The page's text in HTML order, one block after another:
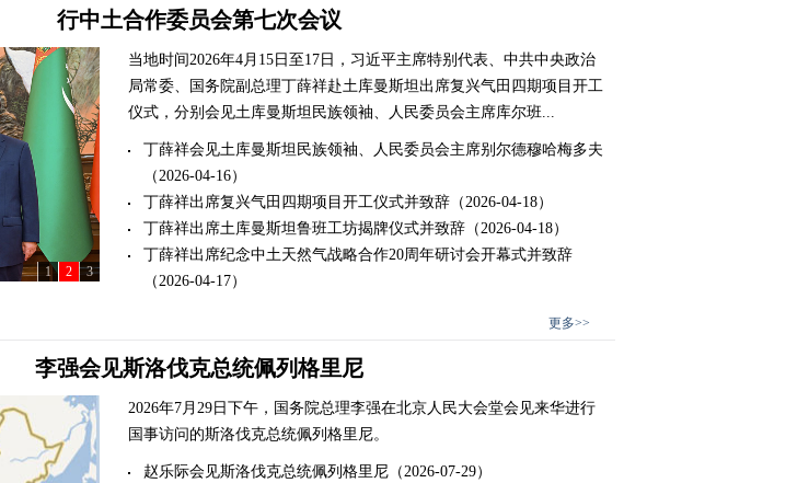
行中土合作委员会第七次会议
3
2
1
当地时间2026年4月15日至17日，习近平主席特别代表、中共中央政治
局常委、国务院副总理丁薛祥赴土库曼斯坦出席复兴气田四期项目开工
仪式，分别会见土库曼斯坦民族领袖、人民委员会主席库尔班...
丁薛祥会见土库曼斯坦民族领袖、人民委员会主席别尔德穆哈梅多夫
（2026-04-16）
丁薛祥出席复兴气田四期项目开工仪式并致辞（2026-04-18）
丁薛祥出席土库曼斯坦鲁班工坊揭牌仪式并致辞（2026-04-18）
丁薛祥出席纪念中土天然气战略合作20周年研讨会开幕式并致辞
（2026-04-17）
更多>>
李强会见斯洛伐克总统佩列格里尼
​2026年7月29日下午，国务院总理李强在北京人民大会堂会见来华进行
国事访问的斯洛伐克总统佩列格里尼。
赵乐际会见斯洛伐克总统佩列格里尼（2026-07-29）